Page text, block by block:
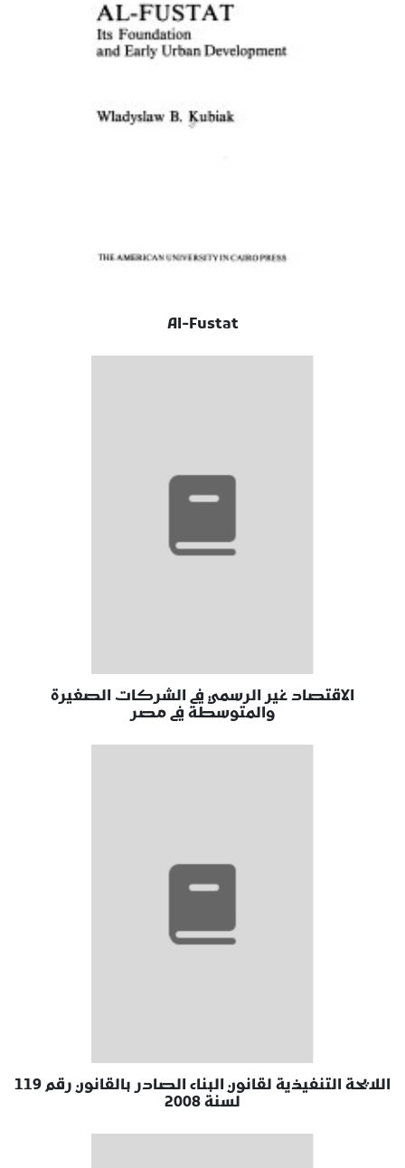
Al-Fustat
الاقتصاد غير الرسمي في الشركات الصغيرة
والمتوسطة في مصر
اللايحة التنفيذية لقانون البناء الصادر بالقانون رقم 119
لسنة 2008